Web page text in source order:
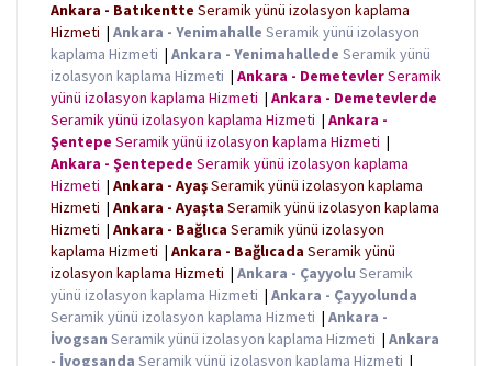
Ankara - Batıkentte Seramik yünü izolasyon kaplama
Hizmeti | Ankara - Yenimahalle Seramik yünü izolasyon
kaplama Hizmeti | Ankara - Yenimahallede Seramik yünü
izolasyon kaplama Hizmeti | Ankara - DemetevlerSeramik
yünü izolasyon kaplama Hizmeti | Ankara - Demetevlerde
Seramik yünü izolasyon kaplama Hizmeti | Ankara -
Şentepe Seramik yünü izolasyon kaplama Hizmeti |
Ankara - Şentepede Seramik yünü izolasyon kaplama
Hizmeti | Ankara - AyaşSeramik yünü izolasyon kaplama
Hizmeti | Ankara - Ayaşta Seramik yünü izolasyon kaplama
Hizmeti | Ankara - Bağlıca Seramik yünü izolasyon
kaplama Hizmeti | Ankara - Bağlıcada Seramik yünü
izolasyon kaplama Hizmeti | Ankara - Çayyolu Seramik
yünü izolasyon kaplama Hizmeti | Ankara - Çayyolunda
Seramik yünü izolasyon kaplama Hizmeti | Ankara -
İvogsan Seramik yünü izolasyon kaplama Hizmeti | Ankara
- İvogsanda Seramik yünü izolasyon kaplama Hizmeti |